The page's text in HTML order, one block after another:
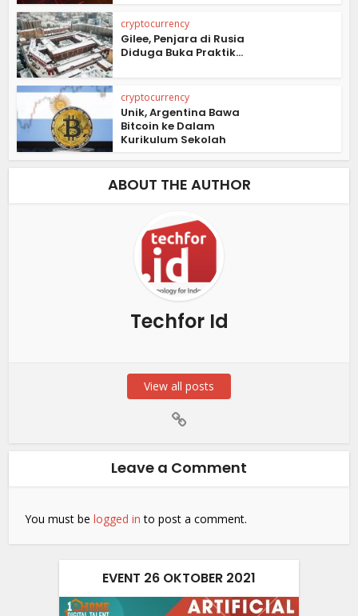
cryptocurrency
Gilee, Penjara di Rusia
Diduga Buka Praktik...
cryptocurrency
Unik, Argentina Bawa
Bitcoin ke Dalam
Kurikulum Sekolah
ABOUT THE AUTHOR
Techfor Id
View all posts
Leave a Comment
You must belogged in to post a comment.
EVENT 26 OKTOBER 2021